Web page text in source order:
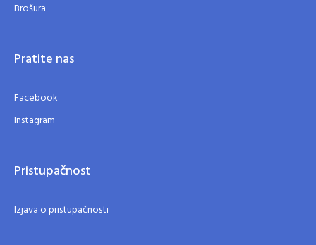
Brošura
Pratite nas
Facebook
Instagram
Pristupačnost
Izjava o pristupačnosti